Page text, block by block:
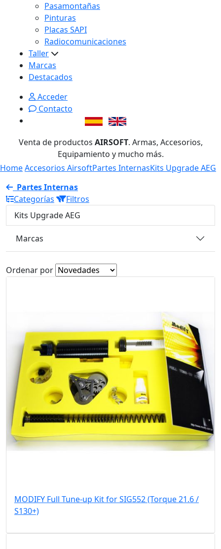
Pasamontañas
Pinturas
Placas SAPI
Radiocomunicaciones
Taller
Marcas
Destacados
Acceder
Contacto
Venta de productos AIRSOFT. Armas, Accesorios,
Equipamiento y mucho más.
HomeAccesorios AirsoftPartes InternasKits Upgrade AEG
Partes Internas
Categorías
Filtros
Kits Upgrade AEG
Marcas
Ordenar por
MODIFY Full Tune-up Kit for SIG552 (Torque 21.6 /
S130+)